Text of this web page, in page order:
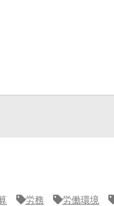
労務 労働環境